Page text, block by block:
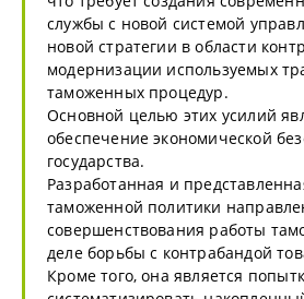
службы с новой системой
новой стратегии в области
модернизации используемых
таможенных процедур.
Основной целью этих усилий
обеспечение экономической
государства.
Разработанная и
таможенной политики
совершенствования работы
деле борьбы с контрабандой
Кроме того, она является